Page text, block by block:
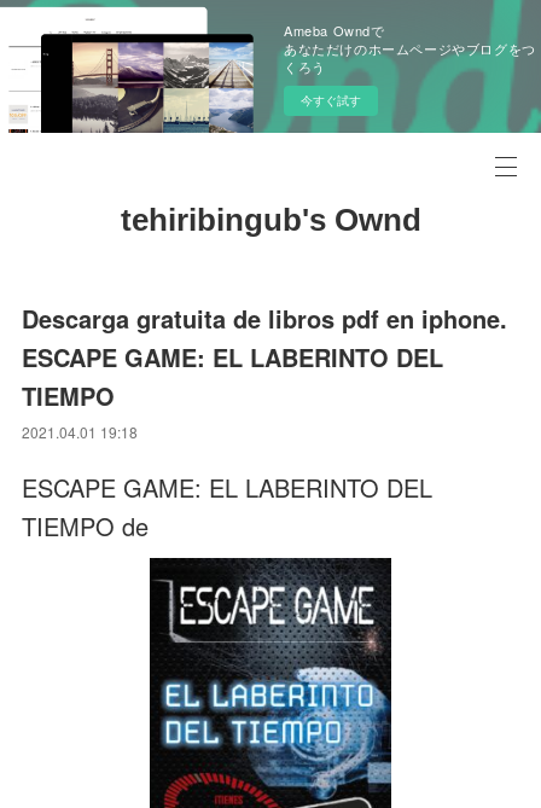
Ameba Owndで
あなただけのホームページやブログをつ
くろう
今すぐ試す
tehiribingub's Ownd
Descarga gratuita de libros pdf en iphone.
ESCAPE GAME: EL LABERINTO DEL
TIEMPO
2021.04.01 19:18
ESCAPE GAME: EL LABERINTO DEL
TIEMPO de